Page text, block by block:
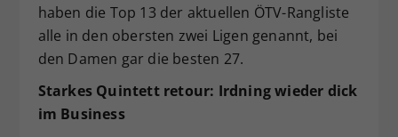
haben die Top 13 der aktuellen ÖTV-Rangliste
alle in den obersten zwei Ligen genannt, bei
den Damen gar die besten 27.
Starkes Quintett retour: Irdning wieder dick
im Business